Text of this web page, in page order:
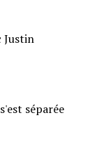
Justin
séparée